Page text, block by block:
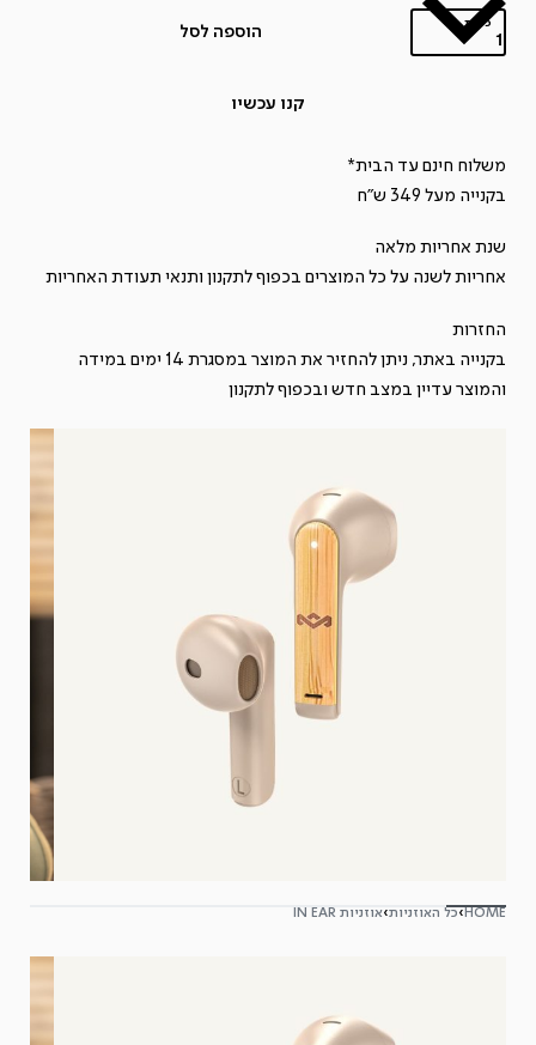
כמות
EARBUDS
-
תוך
אוזן
הוספה לסל
קנו עכשיו
משלוח חינם עד הבית*
בקנייה מעל 349 ש"ח
שנת אחריות מלאה
אחריות לשנה על כל המוצרים בכפוף לתקנון ותנאי תעודת האחריות
החזרות
בקנייה באתר, ניתן להחזיר את המוצר במסגרת 14 ימים במידה
והמוצר עדיין במצב חדש ובכפוף לתקנון
HOME
›כל האוזניות›אוזניות IN EAR